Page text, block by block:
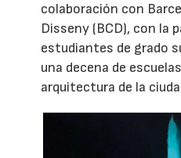
colaboración con
Disseny (BCD), con la
estudiantes de grado
una decena de
arquitectura de la